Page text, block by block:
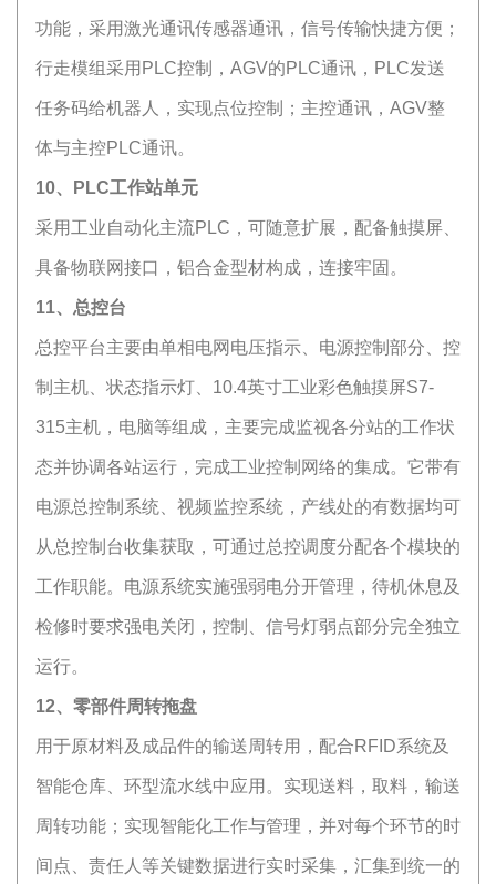
功能，采用激光通讯传感器通讯，信号传输快捷方便；
行走模组采用PLC控制，AGV的PLC通讯，PLC发送
任务码给机器人，实现点位控制；主控通讯，AGV整
体与主控PLC通讯。
10、PLC工作站单元
采用工业自动化主流PLC，可随意扩展，配备触摸屏、
具备物联网接口，铝合金型材构成，连接牢固。
11、总控台
总控平台主要由单相电网电压指示、电源控制部分、控
制主机、状态指示灯、10.4英寸工业彩色触摸屏S7-
315主机，电脑等组成，主要完成监视各分站的工作状
态并协调各站运行，完成工业控制网络的集成。它带有
电源总控制系统、视频监控系统，产线处的有数据均可
从总控制台收集获取，可通过总控调度分配各个模块的
工作职能。电源系统实施强弱电分开管理，待机休息及
检修时要求强电关闭，控制、信号灯弱点部分完全独立
运行。
12、零部件周转拖盘
用于原材料及成品件的输送周转用，配合RFID系统及
智能仓库、环型流水线中应用。实现送料，取料，输送
周转功能；实现智能化工作与管理，并对每个环节的时
间点、责任人等关键数据进行实时采集，汇集到统一的